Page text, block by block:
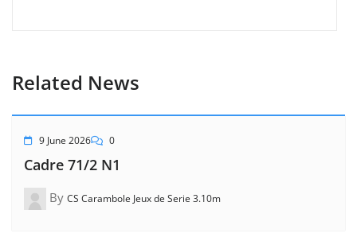
Related News
9 June 2026 0
Cadre 71/2 N1
By CS Carambole Jeux de Serie 3.10m